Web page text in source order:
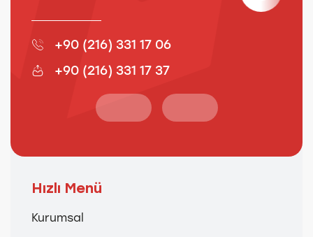
+90 (216) 331 17 06
+90 (216) 331 17 37
Hızlı Menü
Kurumsal